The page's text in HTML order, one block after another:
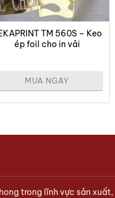
khô mát, nhiệt độ từ
tiếp và các nguồn
cho các dòng mực
mọi xưởng in mong
in, đặc biệt trên các
TM 560S – Keo
ép foil cho in vải
MUA NGAY
trong lĩnh vực sản xuất,